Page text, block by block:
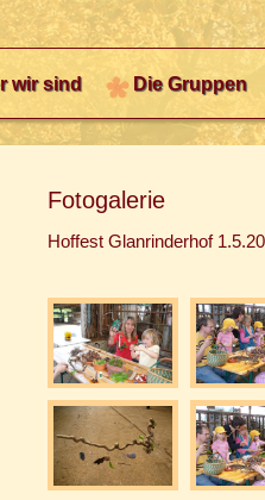
wir sind Die Gruppen
Fotogalerie
Hoffest Glanrinderhof